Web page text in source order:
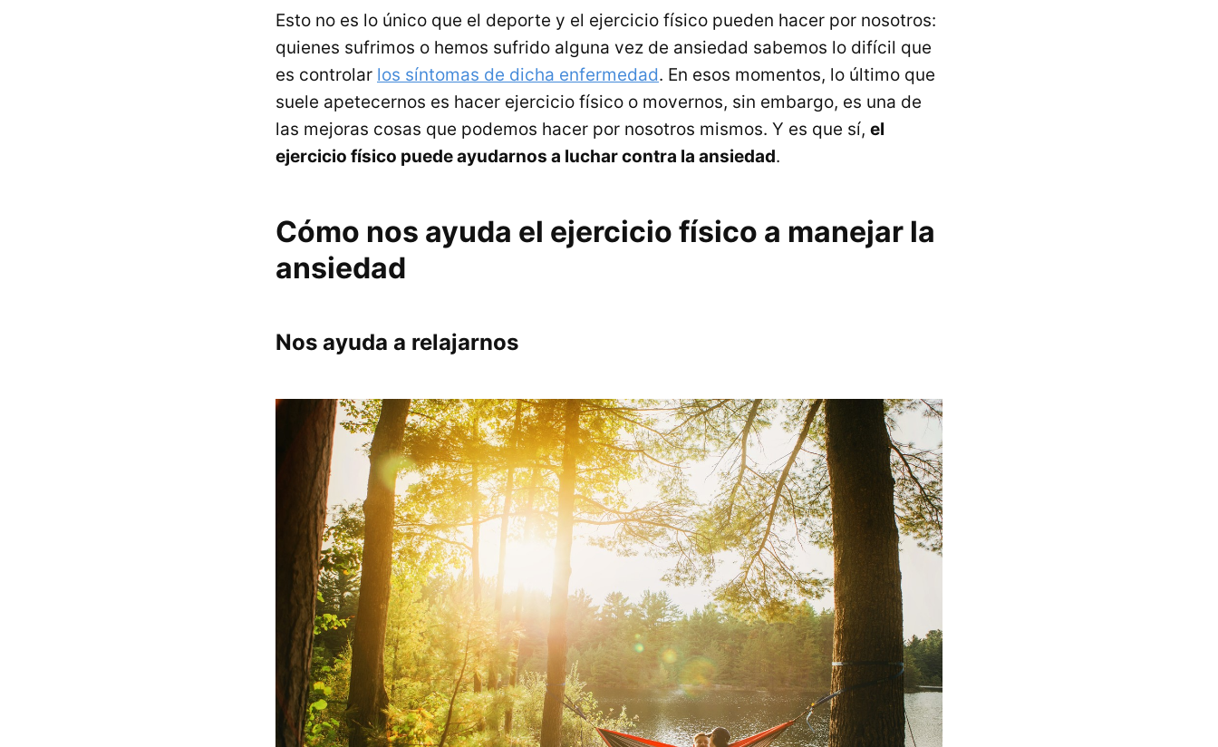
Esto no es lo único que el deporte y el ejercicio físico pueden hacer por nosotros:
quienes sufrimos o hemos sufrido alguna vez de ansiedad sabemos lo difícil que
es controlar los síntomas de dicha enfermedad. En esos momentos, lo último que
suele apetecernos es hacer ejercicio físico o movernos, sin embargo, es una de
las mejoras cosas que podemos hacer por nosotros mismos. Y es que sí, el
ejercicio físico puede ayudarnos a luchar contra la ansiedad.
Cómo nos ayuda el ejercicio físico a manejar la
ansiedad
Nos ayuda a relajarnos